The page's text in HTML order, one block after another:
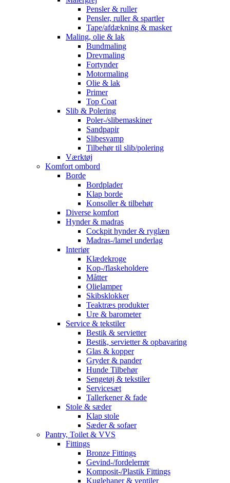
Pensler & ruller
Pensler, ruller & spartler
Tape/afdækning & masker
Maling, olie & lak
Bundmaling
Drevmaling
Fortynder
Motormaling
Olie & lak
Primer
Top Coat
Slib & Polering
Poler-/slibemaskiner
Sandpapir
Slibesvamp
Tilbehør til slib/polering
Værktøj
Komfort ombord
Borde
Bordplader
Klap borde
Konsoller & tilbehør
Diverse komfort
Hynder & madras
Cockpit hynder & ryglæn
Madras-/lamel underlag
Interiør
Klædekroge
Kop-/flaskeholdere
Måtter
Olielamper
Skibsklokker
Teaktræs produkter
Ure & barometer
Service & tekstiler
Bestik & servietter
Bestik, servietter & opbavaring
Glas & kopper
Gryder & pander
Hunde Tilbehør
Sengetøj & tekstiler
Servicesæt
Tallerkener & fade
Stole & sæder
Klap stole
Sæder & sofaer
Pantry, Toilet & VVS
Fittings
Bronze Fittings
Gevind-/fordelerrør
Komposit-/Plastik Fittings
Kuglehaner & ventiler